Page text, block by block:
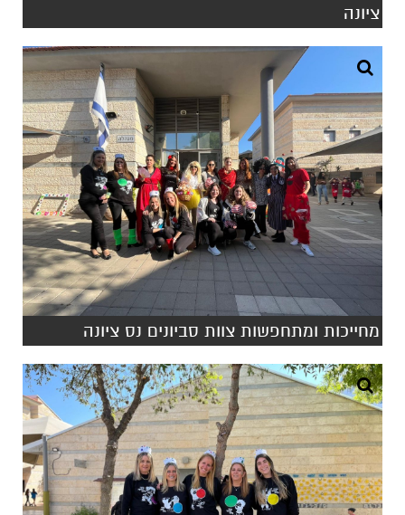
ציונה
מחייכות ומתחפשות צוות סביונים נס ציונה